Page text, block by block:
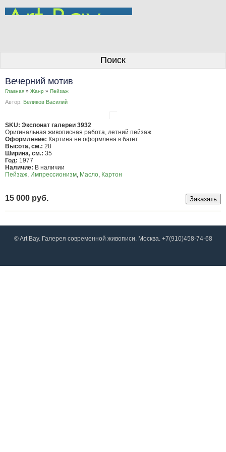
Информация для покупателей
Контакты
Личный кабинет
Поиск
Вечерний мотив
Главная » Жанр » Пейзаж
Автор: Беликов Василий
SKU: Экспонат галереи 3932
Оригинальная живописная работа, летний пейзаж
Оформление: Картина не оформлена в багет
Высота, см.: 28
Ширина, см.: 35
Год: 1977
Наличие: В наличии
Пейзаж Импрессионизм Масло Картон
15 000 руб.
© Art Bay. Галерея современной живописи. Москва. +7(910)458-74-68